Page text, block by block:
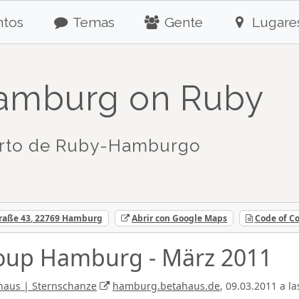
Temas Gente
on Ruby
de Ruby-Hamburgo
43, 22769 Hamburg Abrir con Google Maps Code of
Hamburg - März 2011
| Sternschanze hamburg.betahaus.de, 09.03.2011 a